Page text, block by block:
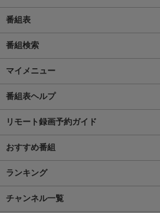
番組表
番組検索
マイメニュー
番組表ヘルプ
リモート録画予約ガイド
おすすめ番組
ランキング
チャンネル一覧